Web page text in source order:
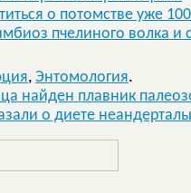
о потомстве уже
пчелиного волка и
, Энтомология.
найден плавник
о диете